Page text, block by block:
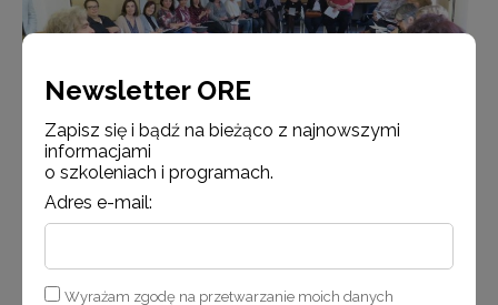
Uczestnicy seminarium
Newsletter ORE
Zapisz się i bądź na bieżąco z najnowszymi
informacjami
o szkoleniach i programach.
Adres e-mail:
Wyrażam zgodę na przetwarzanie moich danych